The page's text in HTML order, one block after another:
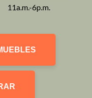
11a.m.-6p.m.